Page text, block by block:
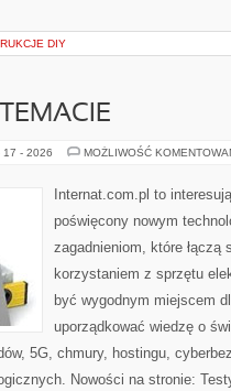
DIY
17 - 2026 MOŻLIWOŚĆ
Internat.com.pl to
poświęcony nowym
zagadnieniom, które łączą
korzystaniem z sprzętu
być wygodnym miejscem
uporządkować wiedzę o
5G, chmury, hostingu,
Nowości na stronie: